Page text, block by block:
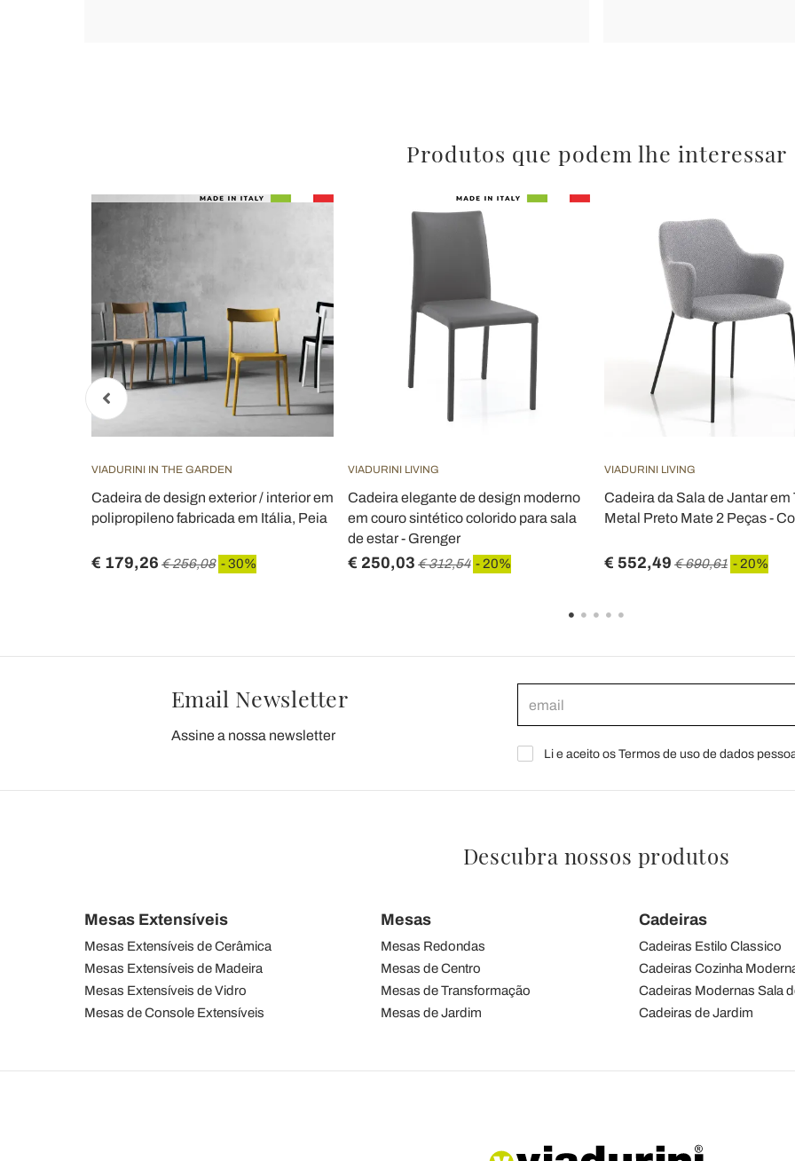
Produtos que podem lhe interessar
VIADURINI IN THE GARDEN
Cadeira de design exterior / interior em
polipropileno fabricada em Itália, Peia
€ 179,26 € 256,08 - 30%
VIADURINI LIVING
Cadeira elegante de design moderno
em couro sintético colorido para sala
de estar - Grenger
€ 250,03 € 312,54 - 20%
VIADURINI LIVING
Cadeira da Sala de Jantar em
Metal Preto Mate 2 Peças -
€ 552,49 € 690,61 - 20%
Email Newsletter
Assine a nossa newsletter
Li e aceito os Termos de uso de dados
Descubra nossos produtos
Mesas Extensíveis
Mesas Extensíveis de Cerâmica
Mesas Extensíveis de Madeira
Mesas Extensíveis de Vidro
Mesas de Console Extensíveis
Mesas
Mesas Redondas
Mesas de Centro
Mesas de Transformação
Mesas de Jardim
Cadeiras
Cadeiras Estilo Classico
Cadeiras Cozinha
Cadeiras Modernas Sala
Cadeiras de Jardim